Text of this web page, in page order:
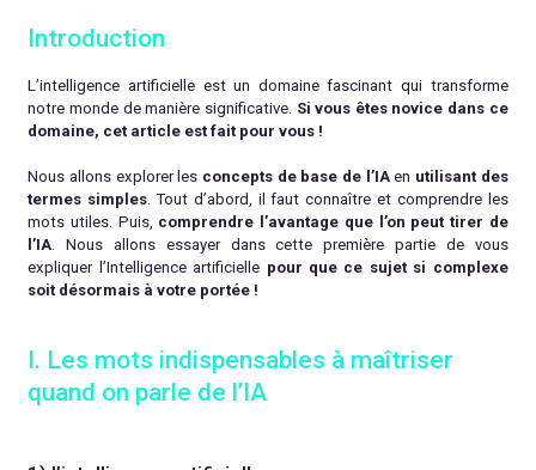
Introduction
L’intelligence artificielle est un domaine fascinant qui transforme
notre monde de manière significative. Si vous êtes novice dans ce
domaine, cet article est fait pour vous !
Nous allons explorer les concepts de base de l’IAen utilisant des
termes simples . Tout d’abord, il faut connaître et comprendre les
mots utiles. Puis, comprendre l’avantage que l’on peut tirer de
l’IA . Nous allons essayer dans cette première partie de vous
expliquer l’Intelligence artificielle pour que ce sujet si complexe
soit désormais à votre portée !
I. Les mots indispensables à maîtriser
quand on parle de l’IA